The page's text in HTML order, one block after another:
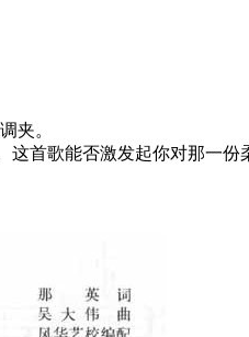
夹。
首歌能否激发起你对那一